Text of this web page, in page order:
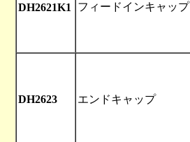
DH2621K1 フィードインキャップ
DH2623 エンドキャップ